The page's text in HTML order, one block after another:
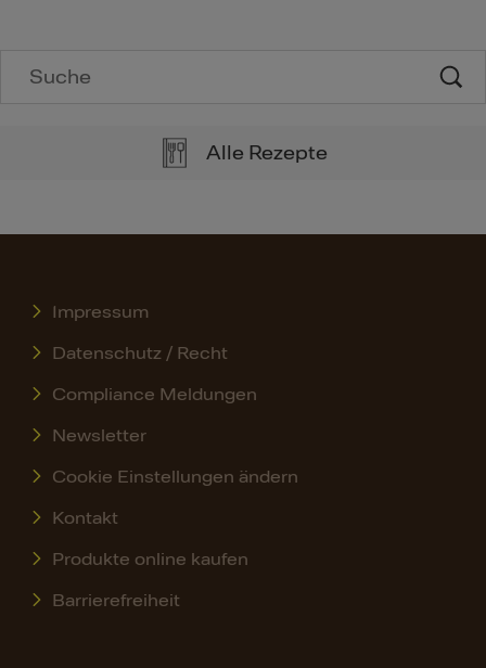
Alle Rezepte
Impressum
Datenschutz / Recht
Compliance Meldungen
Newsletter
Cookie Einstellungen ändern
Kontakt
Produkte online kaufen
Barrierefreiheit